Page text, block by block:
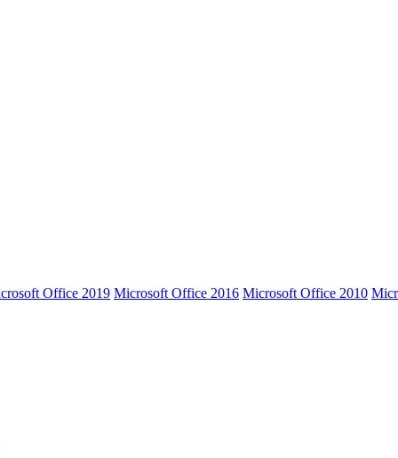
Office 2019 Microsoft Office 2016 Microsoft Office 2010